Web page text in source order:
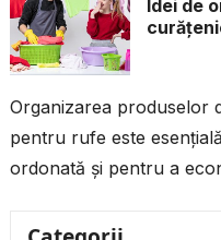
Idei de
Organizarea produselor
pentru rufe este
ordonată și pentru a